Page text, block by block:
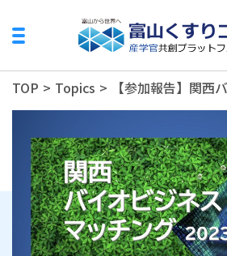
TOP > Topics >